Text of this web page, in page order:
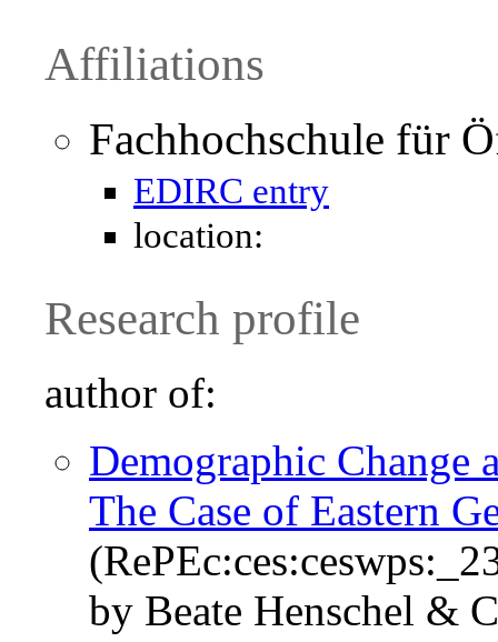
Affiliations
Fachhochschule für
EDIRC entry
location:
Research profile
author of:
Demographic Change
The Case of Eastern
by Beate Henschel &